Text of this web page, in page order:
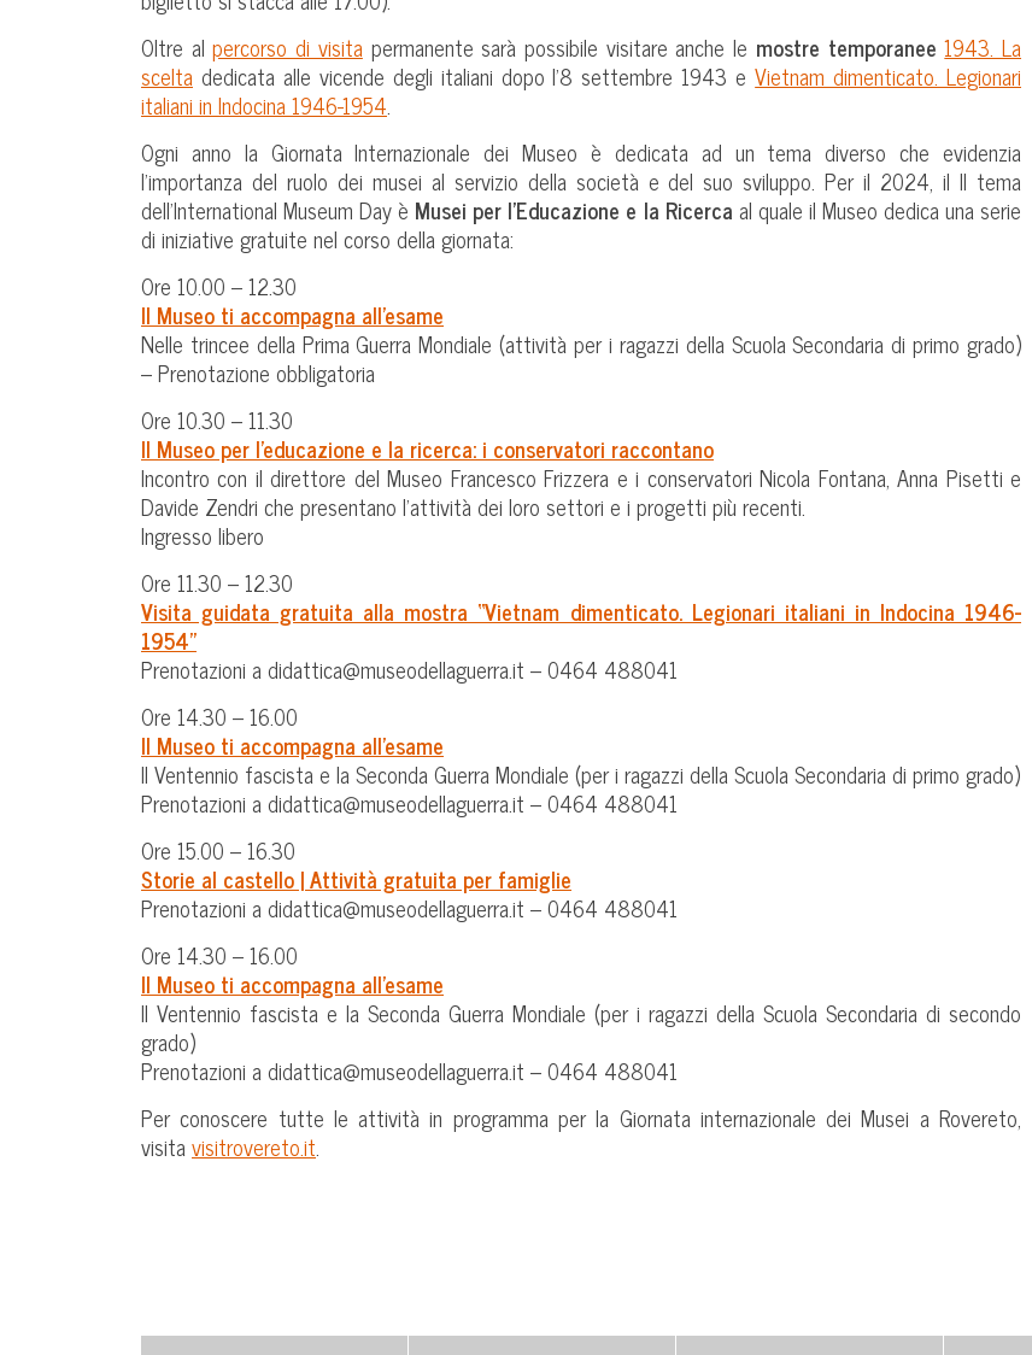
Oltre alpercorso di visitapermanente sarà possibile visitare anche le mostre temporanee 1943. La
scelta dedicata alle vicende degli italiani dopo l’8 settembre 1943 eVietnam dimenticato. Legionari
italiani in Indocina 1946-1954.
Ogni anno la Giornata Internazionale dei Museo è dedicata ad un tema diverso che evidenzia
l’importanza del ruolo dei musei al servizio della società e del suo sviluppo. Per il 2024, il Il tema
dell’International Museum Day è Musei per l’Educazione e la Ricerca al quale il Museo dedica una serie
di iniziative gratuite nel corso della giornata:
Ore 10.00 – 12.30
Il Museo ti accompagna all’esame
Nelle trincee della Prima Guerra Mondiale (attività per i ragazzi della Scuola Secondaria di primo grado)
– Prenotazione obbligatoria
Ore 10.30 – 11.30
Il Museo per l’educazione e la ricerca: i conservatori raccontano
Incontro con il direttore del Museo Francesco Frizzera e i conservatori Nicola Fontana, Anna Pisetti e
Davide Zendri che presentano l’attività dei loro settori e i progetti più recenti.
Ingresso libero
Ore 11.30 – 12.30
Visita guidata gratuita alla mostra “Vietnam dimenticato. Legionari italiani in Indocina 1946-
1954”
Prenotazioni a didattica@museodellaguerra.it – 0464 488041
Ore 14.30 – 16.00
Il Museo ti accompagna all’esame
Il Ventennio fascista e la Seconda Guerra Mondiale (per i ragazzi della Scuola Secondaria di primo grado)
Prenotazioni a didattica@museodellaguerra.it – 0464 488041
Ore 15.00 – 16.30
Storie al castello |Attività gratuita per famiglie
Prenotazioni a didattica@museodellaguerra.it – 0464 488041
Ore 14.30 – 16.00
Il Museo ti accompagna all’esame
Il Ventennio fascista e la Seconda Guerra Mondiale (per i ragazzi della Scuola Secondaria di secondo
grado)
Prenotazioni a didattica@museodellaguerra.it – 0464 488041
Per conoscere tutte le attività in programma per la Giornata internazionale dei Musei a Rovereto,
visitavisitrovereto.it.